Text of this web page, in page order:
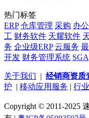
热门标签
ERP 仓库管理 采购 办公
工 财务软件 天耀软件
务 企业级ERP 云服务
开发 财务管理系统 SGA
关于我们 | 经销商资质
护 | 移动应用服务 | 行
Copyright © 2011-2025